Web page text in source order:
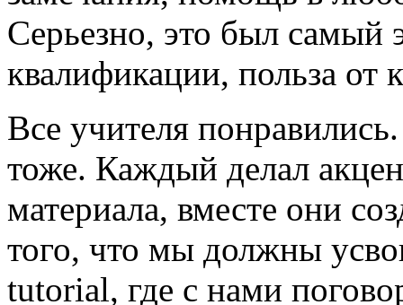
Серьезно, это был
квалификации, польза от
Все учителя
тоже. Каждый делал
материала, вместе они
того, что мы должны
tutorial, где с нами